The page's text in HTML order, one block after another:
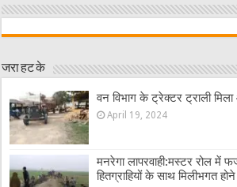
जरा हट के
वन विभाग के ट्रेक्टर ट्राली
April 19, 2024
मनरेगा लापरवाही:मस्टर रोल में
हितग्राहियों के साथ मिलीभगत